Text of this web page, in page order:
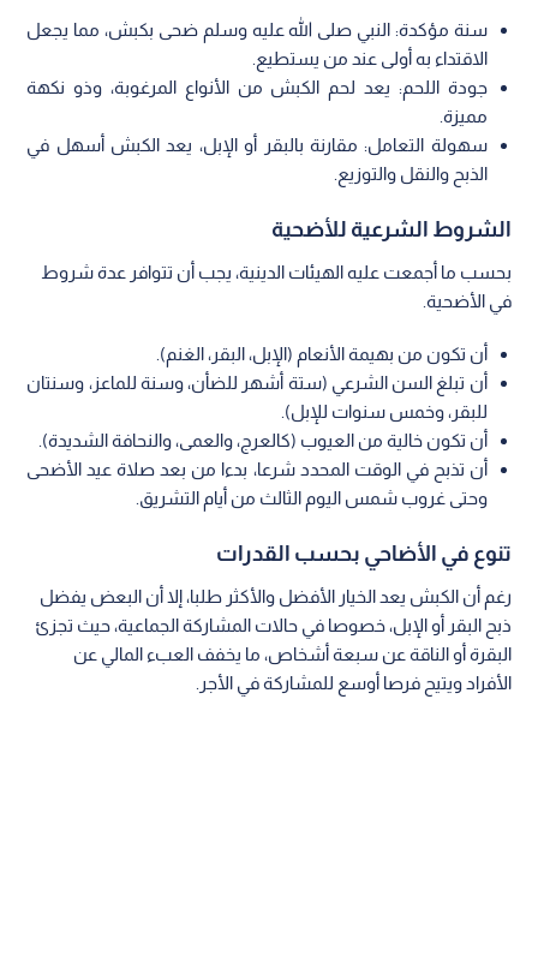
سنة مؤكدة: النبي صلى الله عليه وسلم ضحى بكبش، مما يجعل
الاقتداء به أولى عند من يستطيع.
جودة اللحم: يعد لحم الكبش من الأنواع المرغوبة، وذو نكهة
مميزة.
سهولة التعامل: مقارنة بالبقر أو الإبل، يعد الكبش أسهل في
الذبح والنقل والتوزيع.
الشروط الشرعية للأضحية
بحسب ما أجمعت عليه الهيئات الدينية، يجب أن تتوافر عدة شروط
في الأضحية.
أن تكون من بهيمة الأنعام (الإبل، البقر، الغنم).
أن تبلغ السن الشرعي (ستة أشهر للضأن، وسنة للماعز، وسنتان
للبقر، وخمس سنوات للإبل).
أن تكون خالية من العيوب (كالعرج، والعمى، والنحافة الشديدة).
أن تذبح في الوقت المحدد شرعا، بدءا من بعد صلاة عيد الأضحى
وحتى غروب شمس اليوم الثالث من أيام التشريق.
تنوع في الأضاحي بحسب القدرات
رغم أن الكبش يعد الخيار الأفضل والأكثر طلبا، إلا أن البعض يفضل
ذبح البقر أو الإبل، خصوصا في حالات المشاركة الجماعية، حيث تجزئ
البقرة أو الناقة عن سبعة أشخاص، ما يخفف العبء المالي عن
الأفراد ويتيح فرصا أوسع للمشاركة في الأجر.